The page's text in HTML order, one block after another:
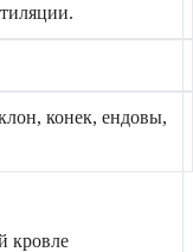
конек, ендовы,
кровле